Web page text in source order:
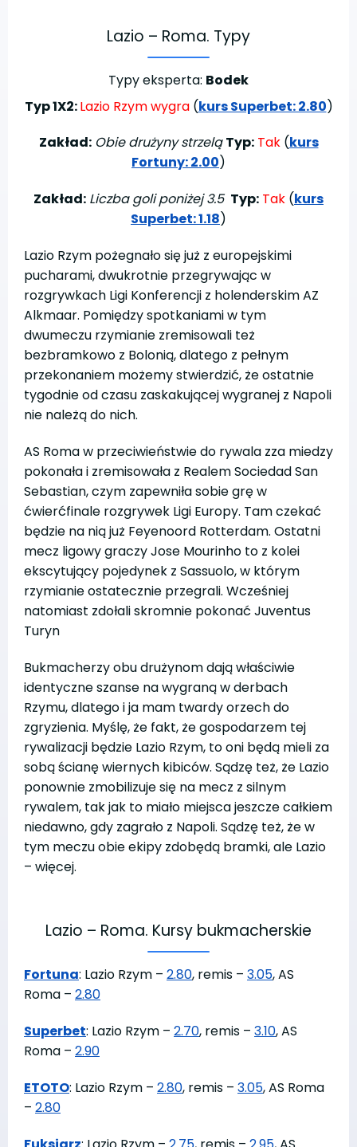
Lazio – Roma. Typy
Typy eksperta: Bodek
Typ 1X2:Lazio Rzym wygra (kurs Superbet: 2.80)
Zakład: Obie drużyny strzeląTyp: Tak(kurs
Fortuny: 2.00)
Zakład: Liczba goli poniżej 3.5 Typ: Tak (kurs
Superbet: 1.18)
Lazio Rzym pożegnało się już z europejskimi
pucharami, dwukrotnie przegrywając w
rozgrywkach Ligi Konferencji z holenderskim AZ
Alkmaar. Pomiędzy spotkaniami w tym
dwumeczu rzymianie zremisowali też
bezbramkowo z Bolonią, dlatego z pełnym
przekonaniem możemy stwierdzić, że ostatnie
tygodnie od czasu zaskakującej wygranej z Napoli
nie należą do nich.
AS Roma w przeciwieństwie do rywala zza miedzy
pokonała i zremisowała z Realem Sociedad San
Sebastian, czym zapewniła sobie grę w
ćwierćfinale rozgrywek Ligi Europy. Tam czekać
będzie na nią już Feyenoord Rotterdam. Ostatni
mecz ligowy graczy Jose Mourinho to z kolei
ekscytujący pojedynek z Sassuolo, w którym
rzymianie ostatecznie przegrali. Wcześniej
natomiast zdołali skromnie pokonać Juventus
Turyn
Bukmacherzy obu drużynom dają właściwie
identyczne szanse na wygraną w derbach
Rzymu, dlatego i ja mam twardy orzech do
zgryzienia. Myślę, że fakt, że gospodarzem tej
rywalizacji będzie Lazio Rzym, to oni będą mieli za
sobą ścianę wiernych kibiców. Sądzę też, że Lazio
ponownie zmobilizuje się na mecz z silnym
rywalem, tak jak to miało miejsca jeszcze całkiem
niedawno, gdy zagrało z Napoli. Sądzę też, że w
tym meczu obie ekipy zdobędą bramki, ale Lazio
– więcej.
Lazio – Roma. Kursy bukmacherskie
Fortuna: Lazio Rzym – 2.80, remis – 3.05, AS
Roma – 2.80
Superbet: Lazio Rzym – 2.70, remis – 3.10, AS
Roma – 2.90
ETOTO: Lazio Rzym – 2.80, remis – 3.05, AS Roma
– 2.80